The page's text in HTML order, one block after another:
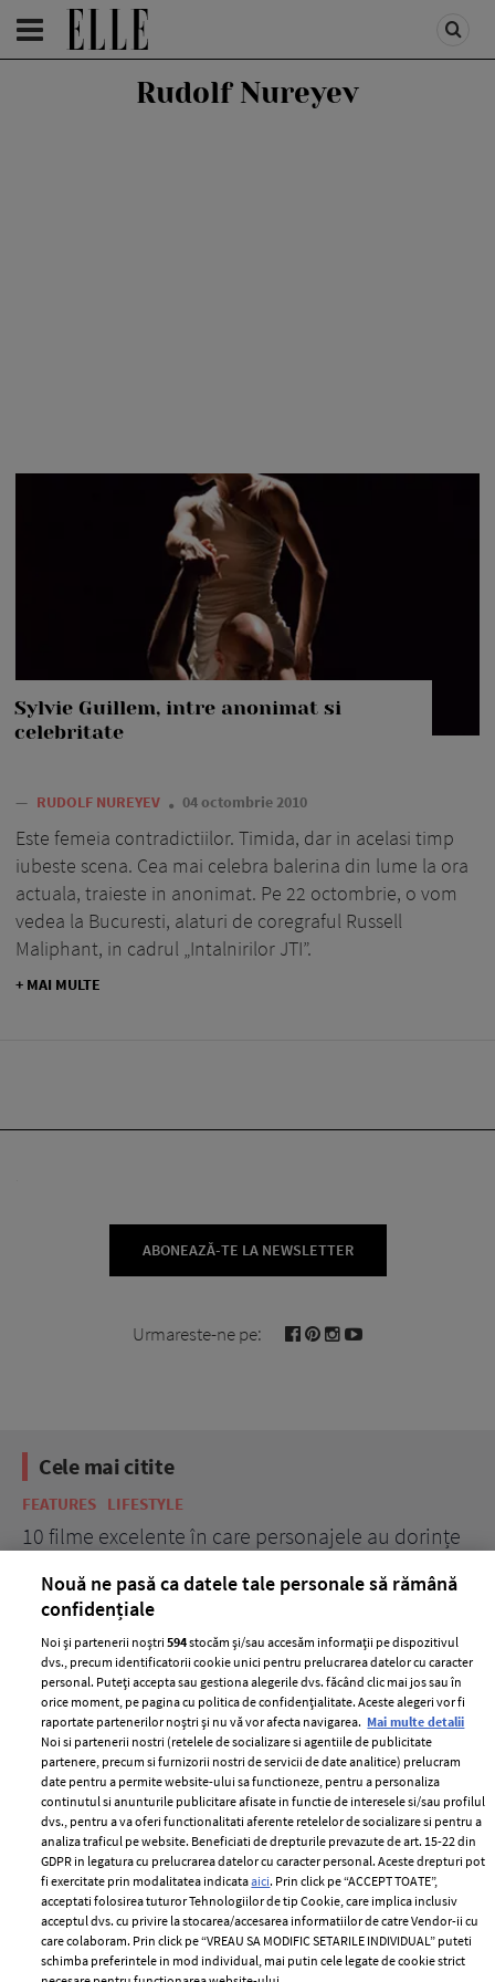
HOMEPAGE /LIFESTYLE
Rudolf Nureyev
Sylvie Guillem, intre anonimat si
celebritate
— RUDOLF NUREYEV 04 octombrie 2010
Este femeia contradictiilor. Timida, dar in acelasi timp
iubeste scena. Cea mai celebra balerina din lume la ora
actuala, traieste in anonimat. Pe 22 octombrie, o vom
vedea la Bucuresti, alaturi de coregraful Russell
Maliphant, in cadrul „Intalnirilor JTI”.
+ MAI MULTE
ABONEAZĂ-TE LA NEWSLETTER
Urmareste-ne pe:
Cele mai citite
FEATURES LIFESTYLE
10 filme excelente în care personajele au dorințe
ELLE Style Awards
2024
Despre ELLE
Romania
Contact
Abonamente
Termeni si conditii
Politica de
confidențialitate
Politica de cookies
Publicitate
Nouă ne pasă ca datele tale personale să rămână
confidențiale
Noi și partenerii noștri594stocăm și/sau accesăm informații pe dispozitivul
dvs., precum identificatorii cookie unici pentru prelucrarea datelor cu caracter
personal. Puteți accepta sau gestiona alegerile dvs. făcând clic mai jos sau în
orice moment, pe pagina cu politica de confidențialitate. Aceste alegeri vor fi
raportate partenerilor noștri și nu vă vor afecta navigarea. Mai multe detalii
Noi si partenerii nostri (retelele de socializare si agentiile de publicitate
partenere, precum si furnizorii nostri de servicii de date analitice) prelucram
date pentru a permite website-ului sa functioneze, pentru a personaliza
continutul si anunturile publicitare afisate in functie de interesele si/sau profilul
dvs., pentru a va oferi functionalitati aferente retelelor de socializare si pentru a
analiza traficul pe website. Beneficiati de drepturile prevazute de art. 15-22 din
GDPR in legatura cu prelucrarea datelor cu caracter personal. Aceste drepturi pot
fi exercitate prin modalitatea indicataaici. Prin click pe “ACCEPT TOATE”,
acceptati folosirea tuturor Tehnologiilor de tip Cookie, care implica inclusiv
acceptul dvs. cu privire la stocarea/accesarea informatiilor de catre Vendor-ii cu
care colaboram. Prin click pe “VREAU SA MODIFIC SETARILE INDIVIDUAL” puteti
schimba preferintele in mod individual, mai putin cele legate de cookie strict